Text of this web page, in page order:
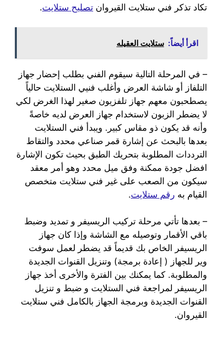
تكاد تذكر فني ستلايت القيروان تصليح ستلايت.
اقرأ أيضاً: ستلايت العقيله
– في المرحلة التالية سيقوم الفني بطلب إحضار جهاز
التلفاز أو شاشة العرض وأغلب فنيي الستلايت حالياً
يصطحبون معهم جهاز تلفزيون صغير لهذا الغرض لكي
لا يضطر الزبون لاستخدام جهاز العرض لديه خاصةً
وأنه قد يكون ذو مقاس كبير. ويبدأ فني الستلايت
بعدها بالبحث عن إشارة قمر صناعي محدد والتقاط
الترددات المطلوبة بتحريك الطبق بحيث تكون الإشارة
افضل جودة ممكنة وفق ميل محدد وهو أمر معقد
سيكون من الصعب على غير فني ستلايت متخصص
القيام به رقم ستلايت.
– بعدها تأتي مرحلة تركيب الريسيفر و تمديد وضبط
باقي الأقمار وتوصيله مع الشاشة وإذا كان جهاز
الريسيفر الخاص بك قديماً قد يضطر لعمل سوفت
وير للجهاز ( إعادة برمجة) وتنزيل القنوات الجديدة
والمطلوبة. كما يمكنك بين الفترة والأخرى أخذ جهاز
الريسيفر لمراجعة فني الستلايت و ضبط و تنزيل
القنوات الجديدة وبرمجة الجهاز بالكامل فني ستلايت
القيروان.